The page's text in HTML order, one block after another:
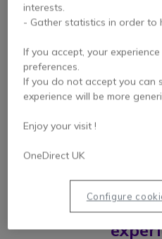
Mais de
interests.
- Gather statistics in order to
If you accept, your
preferences.
If you do not accept you can
experience will be more
Enjoy your visit !
OneDirect UK
Configure